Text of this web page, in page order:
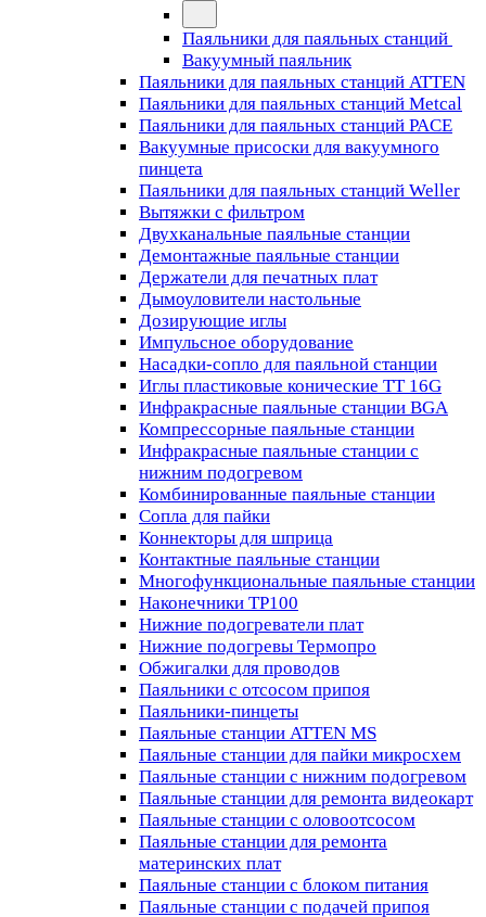
Паяльники для паяльных станций
Вакуумный паяльник
Паяльники для паяльных станций ATTEN
Паяльники для паяльных станций Metcal
Паяльники для паяльных станций PACE
Вакуумные присоски для вакуумного
пинцета
Паяльники для паяльных станций Weller
Вытяжки с фильтром
Двухканальные паяльные станции
Демонтажные паяльные станции
Держатели для печатных плат
Дымоуловители настольные
Дозирующие иглы
Импульсное оборудование
Насадки-сопло для паяльной станции
Иглы пластиковые конические TT 16G
Инфракрасные паяльные станции BGA
Компрессорные паяльные станции
Инфракрасные паяльные станции с
нижним подогревом
Комбинированные паяльные станции
Сопла для пайки
Коннекторы для шприца
Контактные паяльные станции
Многофункциональные паяльные станции
Наконечники TP100
Нижние подогреватели плат
Нижние подогревы Термопро
Обжигалки для проводов
Паяльники с отсосом припоя
Паяльники-пинцеты
Паяльные станции ATTEN MS
Паяльные станции для пайки микросхем
Паяльные станции с нижним подогревом
Паяльные станции для ремонта видеокарт
Паяльные станции с оловоотсосом
Паяльные станции для ремонта
материнских плат
Паяльные станции с блоком питания
Паяльные станции с подачей припоя